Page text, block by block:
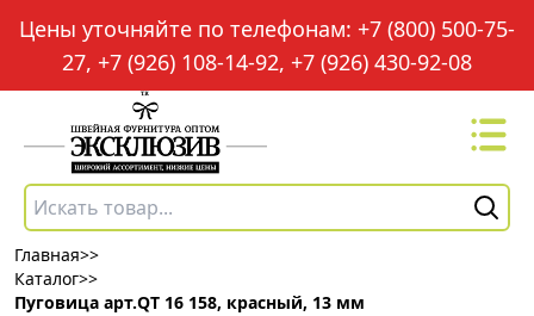
Цены уточняйте по телефонам: +7 (800) 500-75-
27, +7 (926) 108-14-92, +7 (926) 430-92-08
Главная>>
Каталог>>
Пуговица арт.QT 16 158, красный, 13 мм